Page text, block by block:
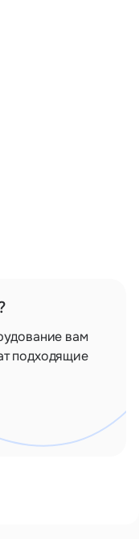
вам
подходящие